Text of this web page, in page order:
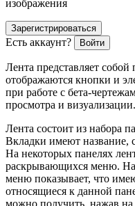
изображения
Зарегистрироваться
Есть аккаунт? Войти
Лента представляет
отображаются кнопки и
при работе с бета-
просмотра и визуализации.
Лента состоит из набора
Вкладки имеют название,
На некоторых панелях
раскрывающихся меню.
меню показывает, что
относящиеся к данной